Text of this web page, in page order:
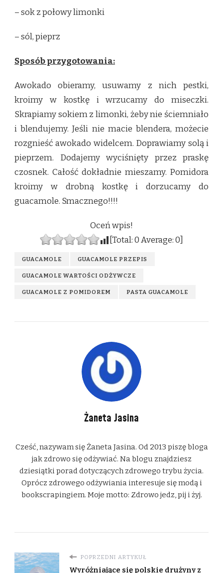
– sok z połowy limonki
– sól, pieprz
Sposób przygotowania:
Awokado obieramy, usuwamy z nich pestki,
kroimy w kostkę i wrzucamy do miseczki.
Skrapiamy sokiem z limonki, żeby nie ściemniało
i blendujemy. Jeśli nie macie blendera, możecie
rozgnieść awokado widelcem. Doprawiamy solą i
pieprzem. Dodajemy wyciśnięty przez praskę
czosnek. Całość dokładnie mieszamy. Pomidora
kroimy w drobną kostkę i dorzucamy do
guacamole. Smacznego!!!!
Oceń wpis!
[Total:0Average:0
GUACAMOLE GUACAMOLE PRZEPIS
GUACAMOLE WARTOŚCI ODŻYWCZE
GUACAMOLE Z POMIDOREM PASTA GUACAMOLE
Żaneta Jasina
Cześć, nazywam się Żaneta Jasina. Od 2013 piszę bloga
jak zdrowo się odżywiać. Na blogu znajdziesz
dziesiątki porad dotyczących zdrowego trybu życia.
Oprócz zdrowego odżywiania interesuje się modą i
bookscrapingiem. Moje motto: Zdrowo jedz, pij i żyj.
POPRZEDNI ARTYKUŁ
Wyróżniające się polskie drużyny z